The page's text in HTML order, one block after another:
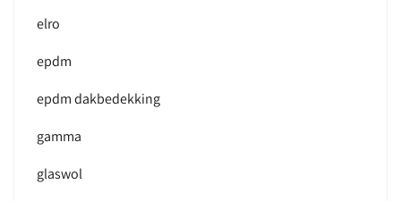
elro
epdm
epdm dakbedekking
gamma
glaswol